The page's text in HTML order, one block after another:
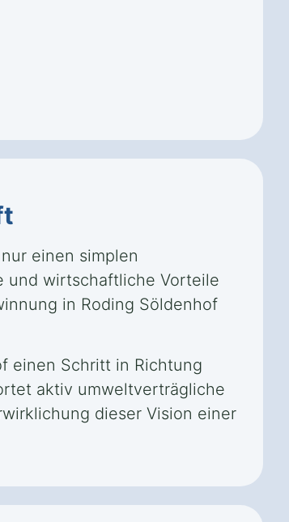
einen simplen
und wirtschaftliche Vorteile
in Roding Söldenhof
einen Schritt in Richtung
aktiv umweltverträgliche
dieser Vision einer